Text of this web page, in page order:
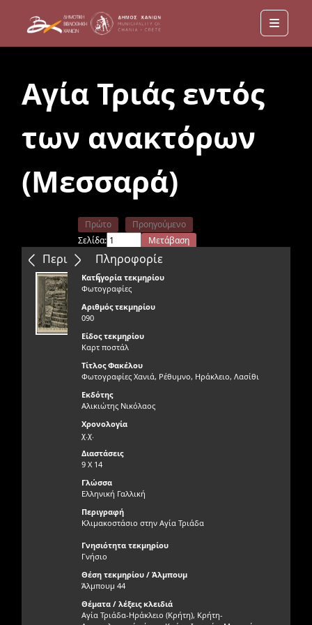
Menu
Αγία Τριάς εντός
των ανακτόρων
(Μεσσαρά)
Περιεχόμενα
Πρώτο
Προηγούμενο
Σελίδα:
Μετάβαση
Επόμενο
Τελευταίο
Πληροφορίε
ς
Κατηγορία τεκμηρίου
Φωτογραφίες
Αριθμός τεκμηρίου
090
Είδος τεκμηρίου
Καρτ ποστάλ
Τίτλος Φακέλου
Φωτογραφίες Χανιά, Ρέθυμνο, Ηράκλειο, Λασίθι
Εκδότης
Αλικιώτης Νικόλαος
Χρονολογία
χ.χ.
Διαστάσεις
9 Χ 14
Γλώσσα
Ελληνική Γαλλική
Περιγραφή
Κλιμακοστάσιο στην Αγία Τριάδα
Γνησιότητα τεκμηρίου
Γνήσιο
Θέση τεκμηρίου / Άλμπουμ
Άλμπουμ 44
Θέματα / λέξεις κλειδιά
Αγία Τριάδα-Ηράκλειο (Κρήτη), Κρήτη-